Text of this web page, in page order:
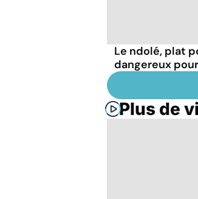
Le ndolé, plat
dangereux
Plus de